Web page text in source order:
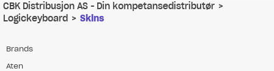
CBK Distribusjon AS - Din kompetansedistributør>
Logickeyboard >Skins
Brands
Aten